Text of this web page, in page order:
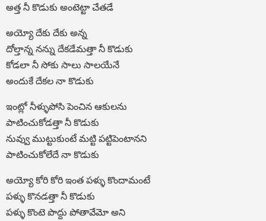
అత్త నీ కొడుకు అంటెట్టా చేతడే
అయ్యో దేకు దేకు అన్న
దోల్తాన్న నన్ను దేకడేమత్తా నీ కొడుకు
కోడలా నీ సోకు సాలు సాలయేనే
అందుకే దేకల నా కొడుకు
ఇంట్లో నీళ్ళుపోసి పెంచిన ఆకులను
పాటించుకోడత్తా నీ కొడుకు
నువ్వు ముట్టుకుంటే మట్టి పట్టిపెంటానని
పాటించుకోలేదే నా కొడుకు
అయ్యో కోరి కోరి ఇంత పళ్ళు కొందామంటే
పళ్ళు కొనడత్తా నీ కొడుకు
పళ్ళు కొంటె పొద్దు పోతావేమో అని